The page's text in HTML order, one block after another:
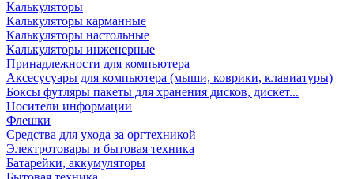
Калькуляторы
Калькуляторы карманные
Калькуляторы настольные
Калькуляторы инженерные
Принадлежности для компьютера
Аксесусуары для компьютера (мыши, коврики, клавиатуры)
Боксы футляры пакеты для хранения дисков, дискет...
Носители информации
Флешки
Средства для ухода за оргтехникой
Электротовары и бытовая техника
Батарейки, аккумуляторы